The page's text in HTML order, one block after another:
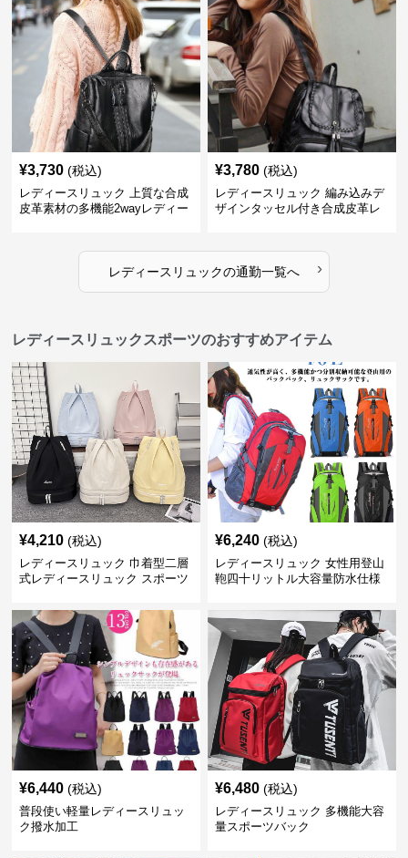
¥3,730 (税込)
レディースリュック 上質な合成
皮革素材の多機能2wayレディー
¥3,780 (税込)
レディースリュック 編み込みデ
ザインタッセル付き合成皮革レ
レディースリュックの通勤一覧へ ›
レディースリュックスポーツのおすすめアイテム
¥4,210 (税込)
レディースリュック 巾着型二層
式レディースリュック スポーツ
¥6,240 (税込)
レディースリュック 女性用登山
鞄四十リットル大容量防水仕様
¥6,440 (税込)
普段使い軽量レディースリュッ
ク撥水加工
¥6,480 (税込)
レディースリュック 多機能大容
量スポーツバック